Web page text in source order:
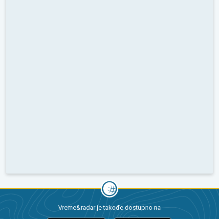
Vreme&radar je takođe dostupno na